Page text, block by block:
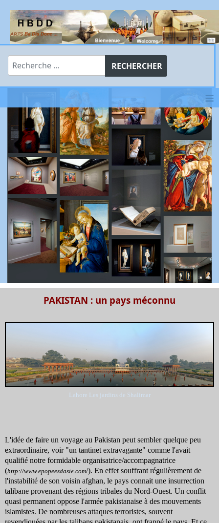
Rechercher
RECHERCHER
≡
PAKISTAN : un pays méconnu
Lahore Les jardins de Shalimar
L'idée de faire un voyage au Pakistan peut sembler quelque peu
extraordinaire, voir "un tantinet extravagante" comme l'avait
qualifié notre formidable organisatrice/accompagnatrice
(http://www.epopeesdasie.com/). En effet souffrant régulièrement de
l'instabilité de son voisin afghan, le pays connait une insurrection
talibane provenant des régions tribales du Nord-Ouest. Un conflit
quasi permanent oppose l'armée pakistanaise à des mouvements
islamistes. De nombreuses attaques terroristes, souvent